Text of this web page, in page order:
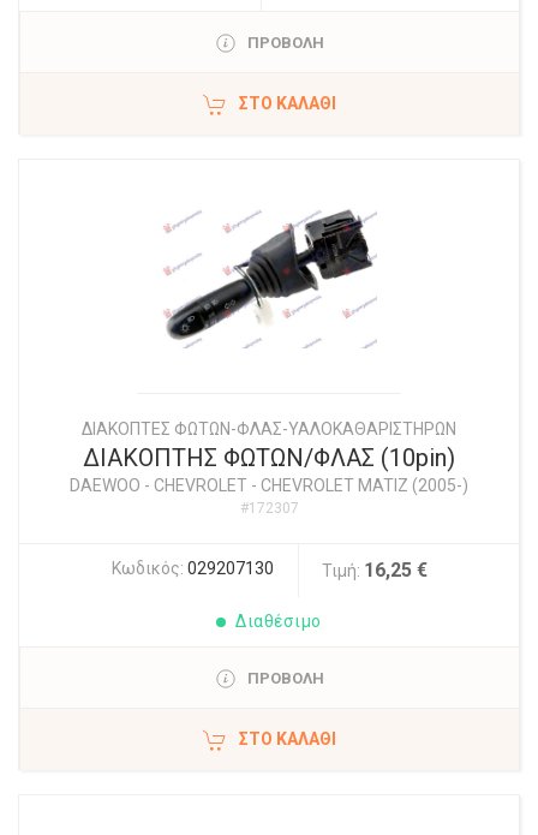
ΠΡΟΒΟΛΗ
ΣΤΟ ΚΑΛΆΘΙ
ΔΙΑΚΟΠΤΕΣ ΦΩΤΩΝ-ΦΛΑΣ-ΥΑΛΟΚΑΘΑΡΙΣΤΗΡΩΝ
ΔΙΑΚΟΠΤΗΣ ΦΩΤΩΝ/ΦΛΑΣ (10pin)
DAEWOO - CHEVROLET - CHEVROLET MATIZ (2005-)
#172307
Κωδικός: 029207130 Τιμή: 16,25 €
Διαθέσιμο
ΠΡΟΒΟΛΗ
ΣΤΟ ΚΑΛΆΘΙ